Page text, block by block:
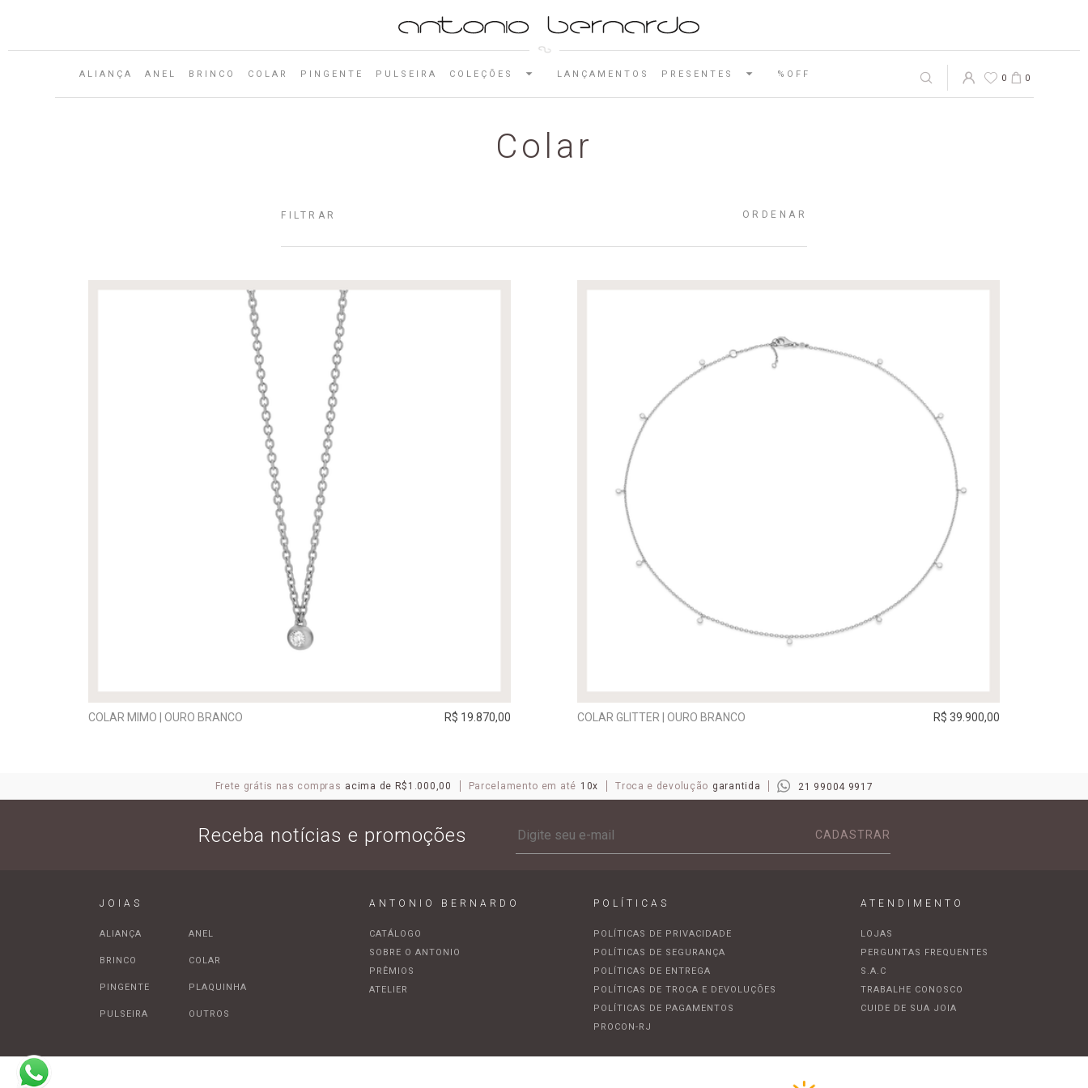
ALIANÇA ANEL BRINCO COLAR PINGENTE PULSEIRA COLEÇÕES LANÇAMENTOS PRESENTES %OFF 0 0
Colar
FILTRAR ORDENAR
COLAR MIMO | OURO BRANCO R$ 19.870,00 COLAR GLITTER | OURO BRANCO R$ 39.900,00
Frete grátis nas compras acima de R$1.000,00 Parcelamento em até 10x Troca e devolução garantida 21 99004 9917
Receba notícias e promoções CADASTRAR
JOIAS
ALIANÇA ANEL
BRINCO COLAR
PINGENTE PLAQUINHA
PULSEIRA OUTROS
ANTONIO BERNARDO
CATÁLOGO
SOBRE O ANTONIO
PRÊMIOS
ATELIER
POLÍTICAS
POLÍTICAS DE PRIVACIDADE
POLÍTICAS DE SEGURANÇA
POLÍTICAS DE ENTREGA
POLÍTICAS DE TROCA E DEVOLUÇÕES
POLÍTICAS DE PAGAMENTOS
PROCON-RJ
ATENDIMENTO
LOJAS
PERGUNTAS FREQUENTES
S.A.C
TRABALHE CONOSCO
CUIDE DE SUA JOIA